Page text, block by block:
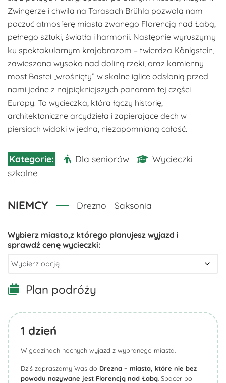
Zwingerze i chwila na Tarasach Brühla pozwolą nam
poczuć atmosferę miasta zwanego Florencją nad Łabą,
pełnego sztuki, światła i harmonii. Następnie wyruszymy
ku spektakularnym krajobrazom – twierdza Königstein,
zawieszona wysoko nad doliną rzeki, oraz kamienny
most Bastei „wrośnięty” w skalne iglice odsłonią przed
nami jedne z najpiękniejszych panoram tej części
Europy. To wycieczka, która łączy historię,
architektoniczne arcydzieła i zapierające dech w
piersiach widoki w jedną, niezapomnianą całość.
Dla seniorów
Wycieczki
szkolne
NIEMCY Drezno Saksonia
Plan podróży
1 dzień
W godzinach nocnych wyjazd z wybranego miasta.
Dziś zapraszamy Was do Drezna – miasta, które nie bez
powodu nazywane jest Florencją nad Łabą . Spacer po